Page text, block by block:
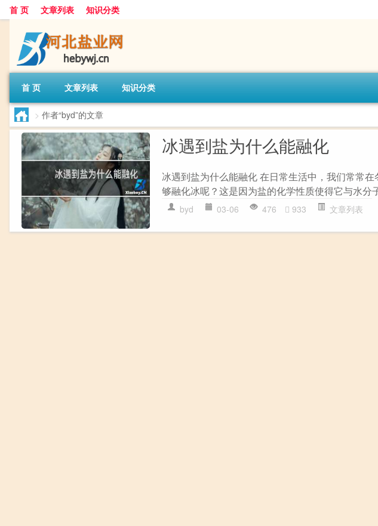
首 页 文章列表 知识分类
首 页 文章列表 知识分类
> 作者“byd”的文章
冰遇到盐为什么能融化
冰遇到盐为什么能融化 在日常生活中，我们常常
够融化冰呢？这是因为盐的化学性质使得它与水分
byd 03-06 476 933 文章列表